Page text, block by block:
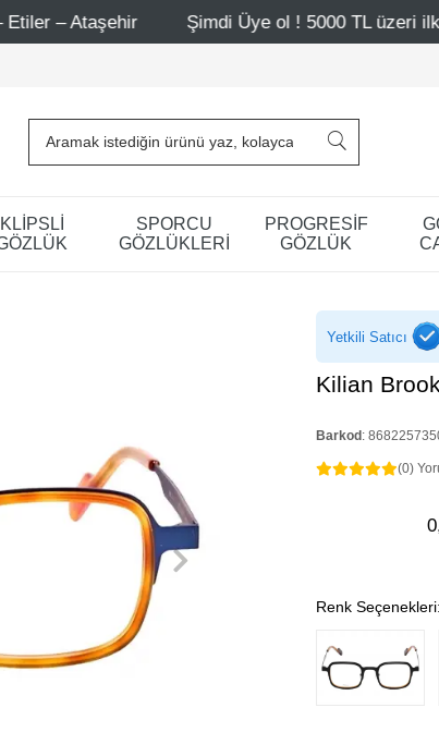
Şimdi Üye ol ! 5000 TL üzeri ilk alışverişinde
KLİPSLİ
SPORCU
GÖZLÜKLERİ
PROGRESİF
GÖZLÜK
Yetkili Satıcı
Kilian
Barkod :
(0)
Renk Seçenekleri: